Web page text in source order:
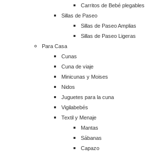
Carritos de Bebé plegables
Sillas de Paseo
Sillas de Paseo Amplias
Sillas de Paseo Ligeras
Para Casa
Cunas
Cuna de viaje
Minicunas y Moises
Nidos
Juguetes para la cuna
Vigilabebés
Textil y Menaje
Mantas
Sábanas
Capazo